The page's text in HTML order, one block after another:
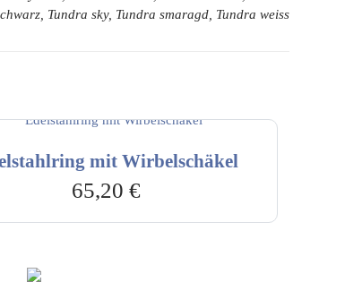
Tundra sky, Tundra smaragd, Tundra weiss
mit Wirbelschäkel
65,20€